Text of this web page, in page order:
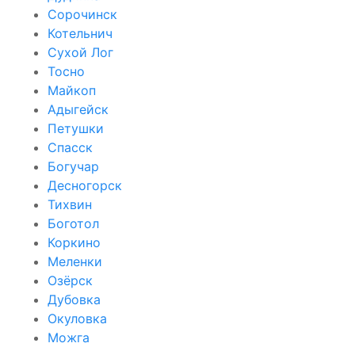
Сорочинск
Котельнич
Сухой Лог
Тосно
Майкоп
Адыгейск
Петушки
Спасск
Богучар
Десногорск
Тихвин
Боготол
Коркино
Меленки
Озёрск
Дубовка
Окуловка
Можга